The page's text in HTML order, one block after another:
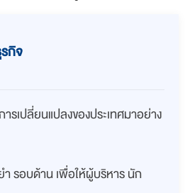
กิจ
รเปลี่ยนแปลงของประเทศมาอย่าง
รอบด้าน เพื่อให้ผู้บริหาร นัก